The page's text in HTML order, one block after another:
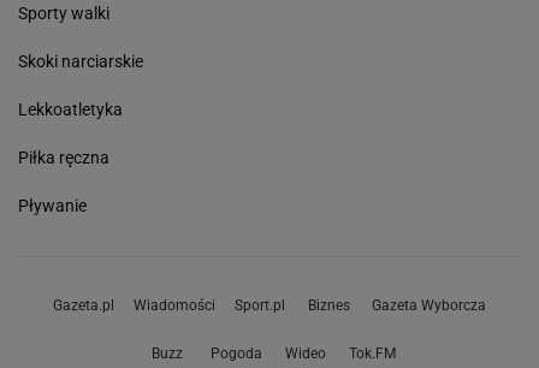
Sporty walki
Skoki narciarskie
Lekkoatletyka
Piłka ręczna
Pływanie
Gazeta.pl Wiadomości Sport.pl Biznes Gazeta Wyborcza
Buzz Pogoda Wideo Tok.FM